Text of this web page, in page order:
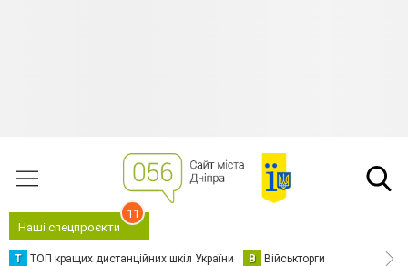
Наші спецпроєкти
11
Т ТОП кращих дистанційних шкіл України В Військторги